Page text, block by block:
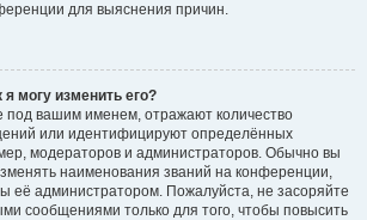
для выяснения причин.
я могу изменить его?
вашим именем, отражают количество
или идентифицируют определённых
модераторов и администраторов. Обычно вы
наименования званий на конференции,
её администратором. Пожалуйста, не засоряйте
сообщениями только для того, чтобы повысить